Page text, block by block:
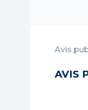
Avis
AVIS